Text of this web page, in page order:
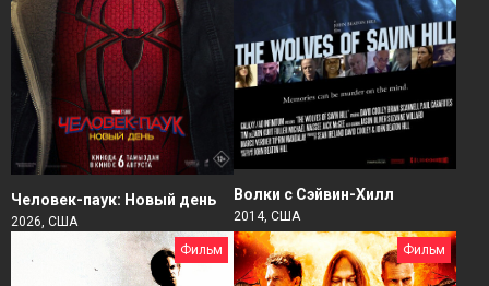
Человек-паук: Новый день
2026, США
Волки с Сэйвин-Хилл
2014, США
Фильм Фильм